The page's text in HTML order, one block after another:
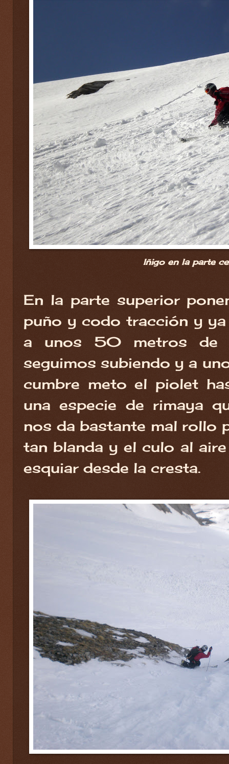
Iñigo en la parte
En la parte superior
puño y codo tracción y
a unos 50 metros de
seguimos subiendo y a
cumbre meto el piolet
una especie de rimaya
nos da bastante mal rollo
tan blanda y el culo al
esquiar desde la cresta.